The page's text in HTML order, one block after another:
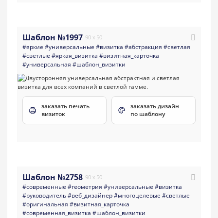
Шаблон №1997 90 x 50
#яркие #универсальные #визитка #абстракция #светлая
#светлые #яркая_визитка #визитная_карточка
#универсальная #шаблон_визитки
заказать печать
визиток
заказать дизайн
по шаблону
Шаблон №2758 90 x 50
#современные #геометрия #универсальные #визитка
#руководитель#веб_дизайнер#многоцелевые #светлые
#оригинальная #визитная_карточка
#современная_визитка #шаблон_визитки